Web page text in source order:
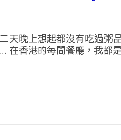
天晚上想起都沒有吃過粥
在香港的每間餐廳，我都